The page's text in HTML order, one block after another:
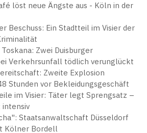
löst neue Ängste aus - Köln in der
Beschuss: Ein Stadtteil im Visier der
Zwei Duisburger
Verkehrsunfall tödlich verunglückt
Zweite Explosion
Stunden vor Bekleidungsgeschäft
im Visier: Täter legt Sprengsatz –
intensiv
Staatsanwaltschaft Düsseldorf
Kölner Bordell